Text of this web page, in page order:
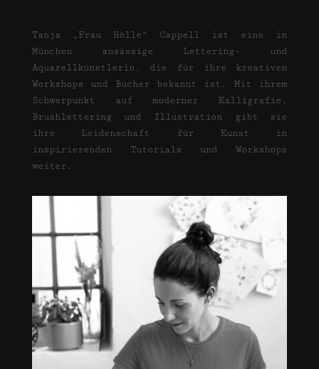
Tanja „Frau Hölle“ Cappell ist eine in
München ansässige Lettering- und
Aquarellkünstlerin, die für ihre kreativen
Workshops und Bücher bekannt ist. Mit ihrem
Schwerpunkt auf moderner Kalligrafie,
Brushlettering und Illustration gibt sie
ihre Leidenschaft für Kunst in
inspirierenden Tutorials und Workshops
weiter.